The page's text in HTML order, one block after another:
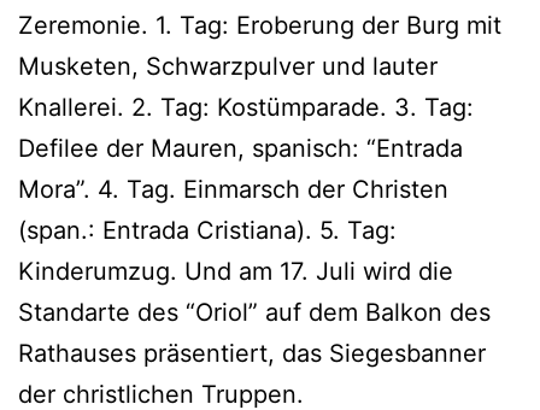
Zeremonie. 1. Tag: Eroberung der Burg mit
Musketen, Schwarzpulver und lauter
Knallerei. 2. Tag: Kostümparade. 3. Tag:
Defilee der Mauren, spanisch: “Entrada
Mora”. 4. Tag. Einmarsch der Christen
(span.: Entrada Cristiana). 5. Tag:
Kinderumzug. Und am 17. Juli wird die
Standarte des “Oriol” auf dem Balkon des
Rathauses präsentiert, das Siegesbanner
der christlichen Truppen.